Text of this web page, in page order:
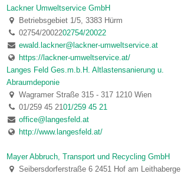
Lackner Umweltservice GmbH
Betriebsgebiet 1/5, 3383 Hürm
02754/2002202754/20022
ewald.lackner@lackner-umweltservice.at
https://lackner-umweltservice.at/
Langes Feld Ges.m.b.H. Altlastensanierung u.
Abraumdeponie
Wagramer Straße 315 - 317 1210 Wien
01/259 45 2101/259 45 21
office@langesfeld.at
http://www.langesfeld.at/
Mayer Abbruch, Transport und Recycling GmbH
Seibersdorferstraße 6 2451 Hof am Leithaberge